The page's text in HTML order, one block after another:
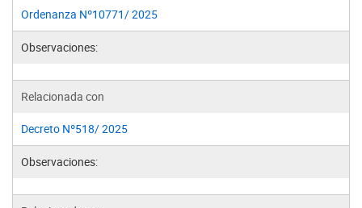
Ordenanza Nº10771/ 2025
Observaciones:
Relacionada con
Decreto Nº518/ 2025
Observaciones: